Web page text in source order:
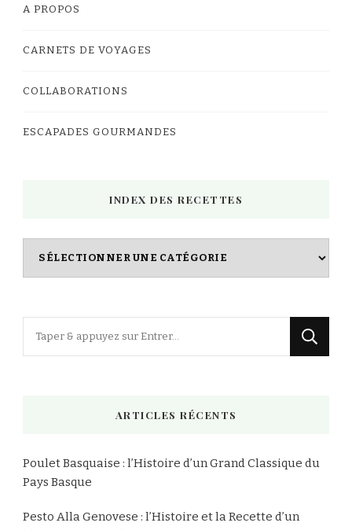
A PROPOS
CARNETS DE VOYAGES
COLLABORATIONS
ESCAPADES GOURMANDES
INDEX DES RECETTES
Index
ARTICLES RÉCENTS
Poulet Basquaise : l’Histoire d’un Grand Classique du
Pays Basque
Pesto Alla Genovese : l’Histoire et la Recette d’un